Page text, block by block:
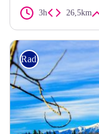
3h 26,5km
Radfahren